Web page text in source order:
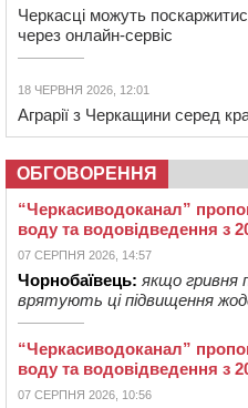
Черкасці можуть
через онлайн-сервіс
18 ЧЕРВНЯ 2026, 12:01
Аграрії з Черкащини серед
ОБГОВОРЕННЯ
“Черкасиводоканал”
воду та водовідведення з
07 СЕРПНЯ 2026, 14:57
Чорнобаївець: якщо гривня
врятують ці підвищення
“Черкасиводоканал”
воду та водовідведення з
07 СЕРПНЯ 2026, 10:56